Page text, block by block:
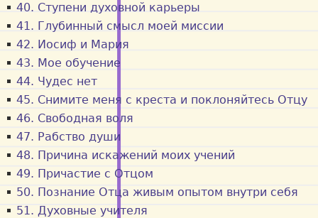
40. Ступени духовной карьеры
41. Глубинный смысл моей миссии
42. Иосиф и Мария
43. Мое обучение
44. Чудес нет
45. Снимите меня с креста и поклоняйтесь Отцу
46. Свободная воля
47. Рабство души
48. Причина искажений моих учений
49. Причастие с Отцом
50. Познание Отца живым опытом внутри себя
51. Духовные учителя